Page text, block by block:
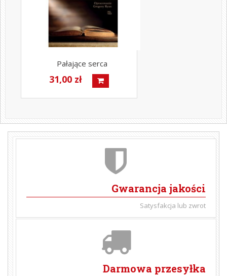
Pałające serca
31,00 zł
Gwarancja jakości
Satysfakcja lub zwrot
Darmowa przesyłka